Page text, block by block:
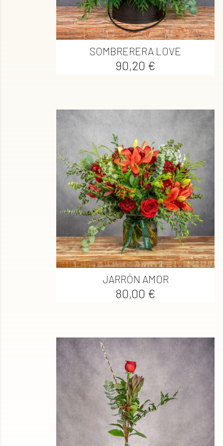
SOMBRERERA LOVE
Precio
90,20 €
Vista rápida
JARRÓN AMOR
Precio
80,00 €
Vista rápida